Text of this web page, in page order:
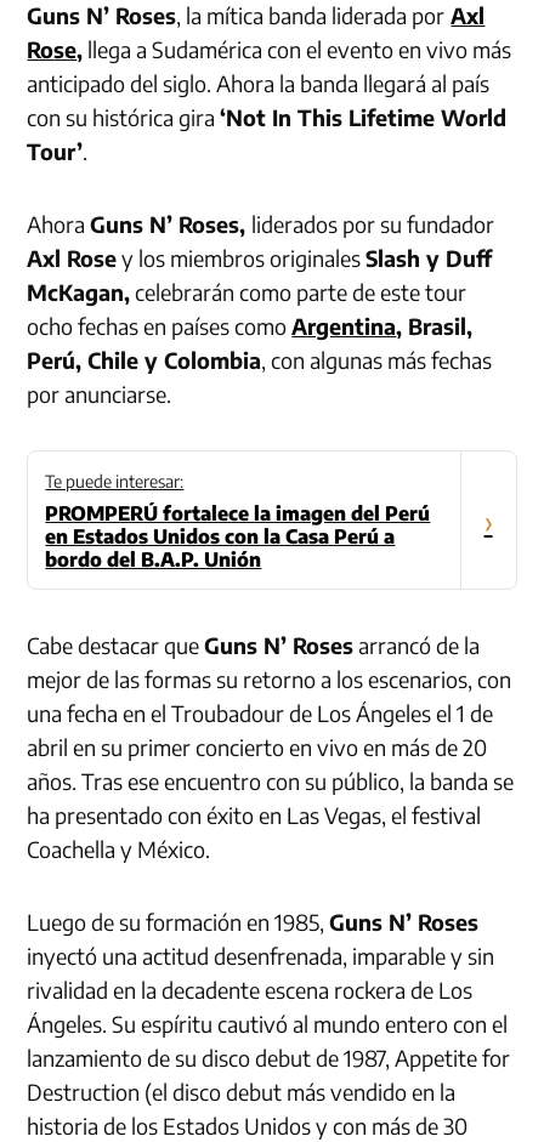
Guns N’ Roses, la mítica banda liderada por Axl
Rose, llega a Sudamérica con el evento en vivo más
anticipado del siglo. Ahora la banda llegará al país
con su histórica gira‘Not In This Lifetime World
Tour’.
AhoraGuns N’ Roses, liderados por su fundador
Axl Rosey los miembros originalesSlash y Duff
McKagan,celebrarán como parte de este tour
ocho fechas en países comoArgentina, Brasil,
Perú, Chile y Colombia, con algunas más fechas
por anunciarse.
Te puede interesar:
PROMPERÚ fortalece la imagen del Perú
en Estados Unidos con la Casa Perú a
bordo del B.A.P. Unión
›
Cabe destacar queGuns N’ Rosesarrancó de la
mejor de las formas su retorno a los escenarios, con
una fecha en el Troubadour de Los Ángeles el 1 de
abril en su primer concierto en vivo en más de 20
años. Tras ese encuentro con su público, la banda se
ha presentado con éxito en Las Vegas, el festival
Coachella y México.
Luego de su formación en 1985,Guns N’ Roses
inyectó una actitud desenfrenada, imparable y sin
rivalidad en la decadente escena rockera de Los
Ángeles. Su espíritu cautivó al mundo entero con el
lanzamiento de su disco debut de 1987, Appetite for
Destruction (el disco debut más vendido en la
historia de los Estados Unidos y con más de 30